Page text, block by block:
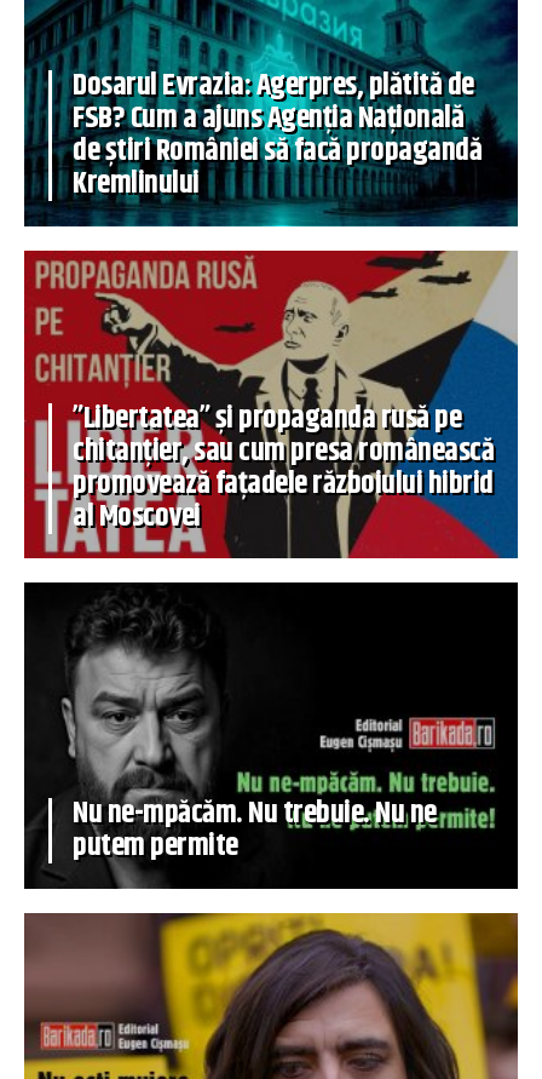
Dosarul Evrazia: Agerpres, plătită de
FSB? Cum a ajuns Agenția Națională
de știri României să facă propagandă
Kremlinului
”Libertatea” și propaganda rusă pe
chitanțier, sau cum presa românească
promovează fațadele războiului hibrid
al Moscovei
Nu ne-mpăcăm. Nu trebuie. Nu ne
putem permite